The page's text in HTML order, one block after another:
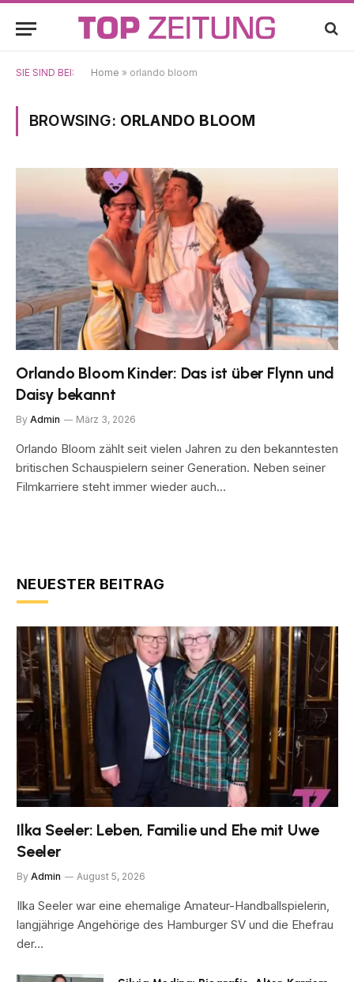
SIE SIND BEI: Home » orlando bloom
BROWSING: ORLANDO BLOOM
Orlando Bloom Kinder: Das ist über Flynn und
Daisy bekannt
By Admin März 3, 2026
Orlando Bloom zählt seit vielen Jahren zu den bekanntesten
britischen Schauspielern seiner Generation. Neben seiner
Filmkarriere steht immer wieder auch…
NEUESTER BEITRAG
Ilka Seeler: Leben, Familie und Ehe mit Uwe
Seeler
By Admin August 5, 2026
Ilka Seeler war eine ehemalige Amateur-Handballspielerin,
langjährige Angehörige des Hamburger SV und die Ehefrau
der…